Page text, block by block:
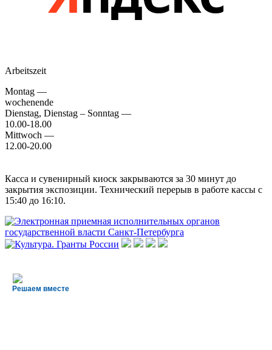
Arbeitszeit
Montag —
wochenende
Dienstag, Dienstag – Sonntag —
10.00-18.00
Mittwoch —
12.00-20.00
Касса и сувенирный киоск закрываются за 30 минут до
закрытия экспозиции. Технический перерыв в работе кассы с
15:40 до 16:10.
Решаем вместе